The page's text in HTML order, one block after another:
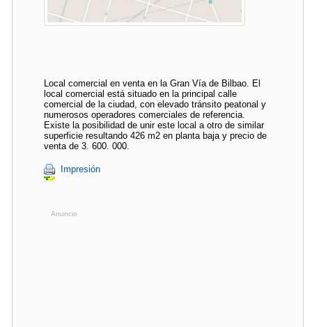
Local comercial en venta en la Gran Vía de Bilbao. El
local comercial está situado en la principal calle
comercial de la ciudad, con elevado tránsito peatonal y
numerosos operadores comerciales de referencia.
Existe la posibilidad de unir este local a otro de similar
superficie resultando 426 m2 en planta baja y precio de
venta de 3. 600. 000.
Impresión
Anuncio